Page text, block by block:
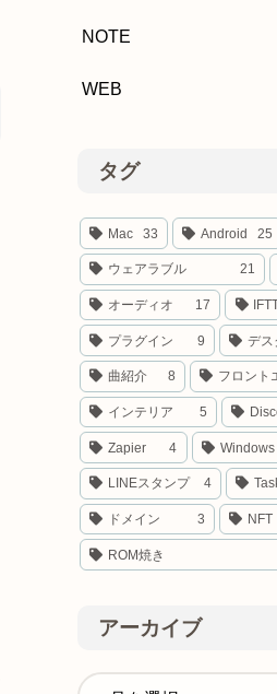
NOTE
WEB
タグ
Mac 33 Android 25
ウェアラブル 21
オーディオ 17
プラグイン 9 デス
曲紹介 8 フロント
インテリア 5
Zapier 4 Windows
LINEスタンプ 4
ドメイン 3 NFT
ROM焼き
アーカイブ